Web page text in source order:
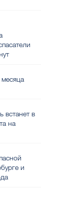
встанет в
на
и